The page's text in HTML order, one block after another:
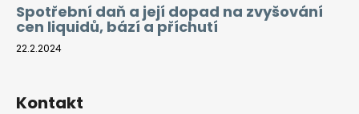
Spotřební daň a její dopad na zvyšování
cen liquidů, bází a příchutí
22.2.2024
Kontakt